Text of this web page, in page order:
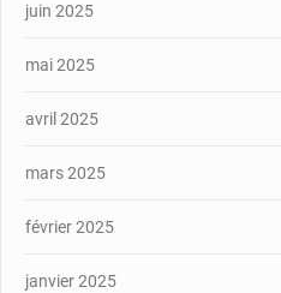
juin 2025
mai 2025
avril 2025
mars 2025
février 2025
janvier 2025